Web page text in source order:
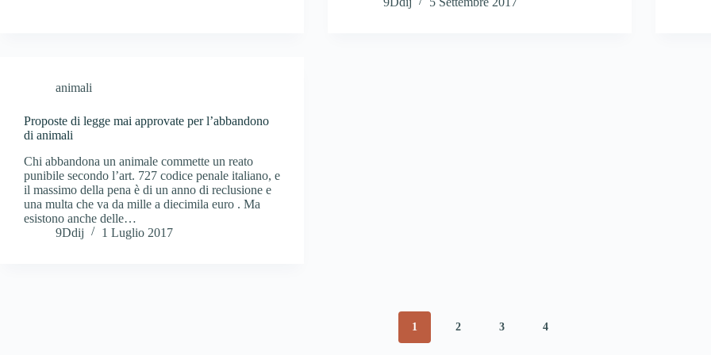
animali
Proposte di legge mai approvate per l’abbandono
di animali
Chi abbandona un animale commette un reato
punibile secondo l’art. 727 codice penale italiano, e
il massimo della pena è di un anno di reclusione e
una multa che va da mille a diecimila euro . Ma
esistono anche delle…
9Ddij
1 Luglio 2017
1 2 3 4